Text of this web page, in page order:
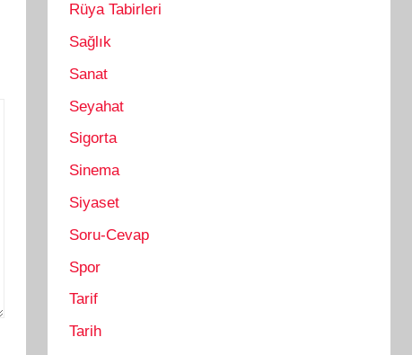
Rüya Tabirleri
Sağlık
Sanat
Seyahat
Sigorta
Sinema
Siyaset
Soru-Cevap
Spor
Tarif
Tarih